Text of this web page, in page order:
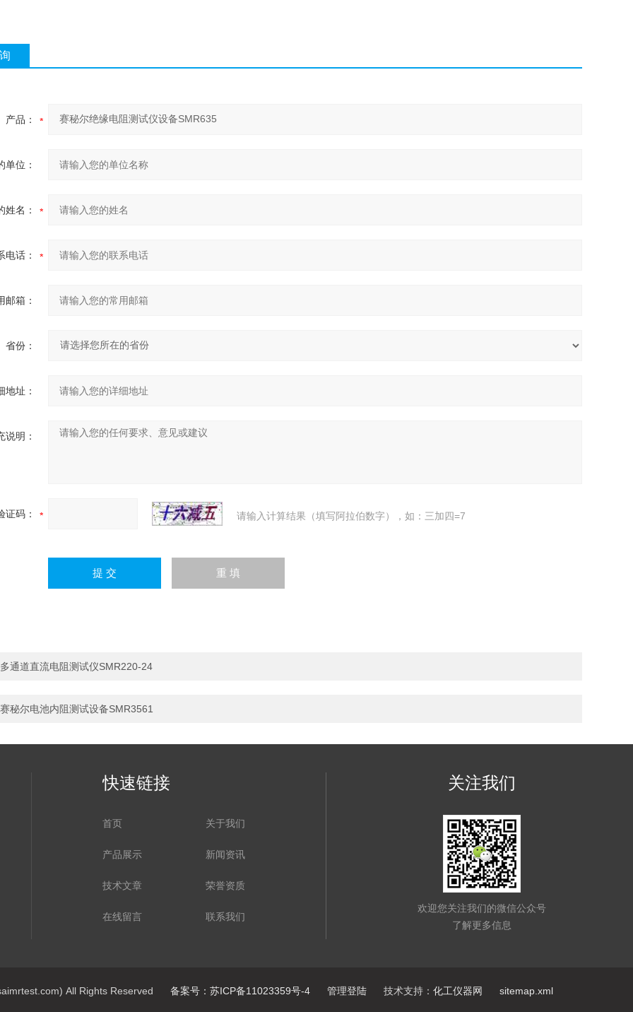
产品：
单位：
姓名：
电话：
邮箱：
省份：
地址：
说明：
证码： 请输入计算结果（填写阿拉伯数字），如：三加四=7
多通道直流电阻测试仪SMR220-24
赛秘尔电池内阻测试设备SMR3561
快速链接
首页 关于我们
产品展示 新闻资讯
技术文章 荣誉资质
在线留言 联系我们
关注我们
欢迎您关注我们的微信公众号
了解更多信息
All Rights Reserved 备案号：苏ICP备11023359号-4 管理登陆 技术支持： 化工仪器网 sitemap.xml